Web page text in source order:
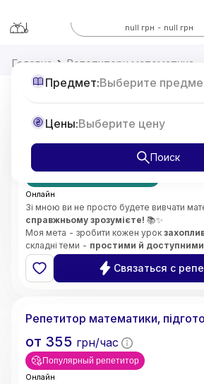
null грн - null грн
Предмет:Выберите
Цены:Выберите цену
Поиск
Головна Репетитори математика
Репетитор з Математики 7-11
Онлайн
Зі мною ви не просто будете вивчати
справжньому зрозумієте! 📚✨
Моя мета - зробити кожен урок
складні теми - простими й доступними
Особливу увагу приділяю
концепцій
і розвиткулогічного
Викладаюбез стресу, підтримую та
Связаться с
Репетитор математики,
от 355 грн/час
Популярный репетитор
Онлайн